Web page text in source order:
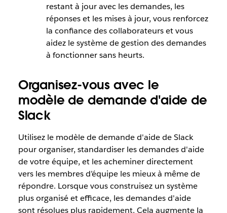
restant à jour avec les demandes, les
réponses et les mises à jour, vous renforcez
la confiance des collaborateurs et vous
aidez le système de gestion des demandes
à fonctionner sans heurts.
Organisez-vous avec le
modèle de demande d'aide de
Slack
Utilisez le modèle de demande d'aide de Slack
pour organiser, standardiser les demandes d'aide
de votre équipe, et les acheminer directement
vers les membres d’équipe les mieux à même de
répondre. Lorsque vous construisez un système
plus organisé et efficace, les demandes d'aide
sont résolues plus rapidement. Cela augmente la